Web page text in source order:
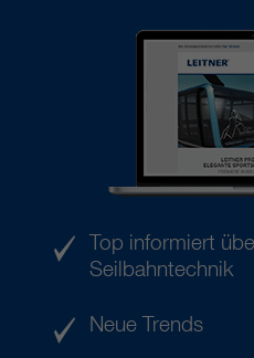
Top informiert
Seilbahntechnik
Neue Trends